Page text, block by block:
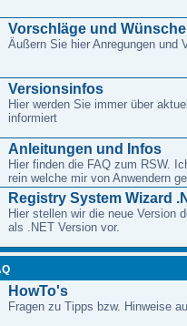
Vorschläge und Wünsche
Äußern Sie hier Anregungen und
Versionsinfos
Hier werden Sie immer über
informiert
Anleitungen und Infos
Hier finden die FAQ zum RSW.
rein welche mir von Anwendern
Registry System Wizard
Hier stellen wir die neue Version
als .NET Version vor.
HowTo's
Fragen zu Tipps bzw. Hinweise